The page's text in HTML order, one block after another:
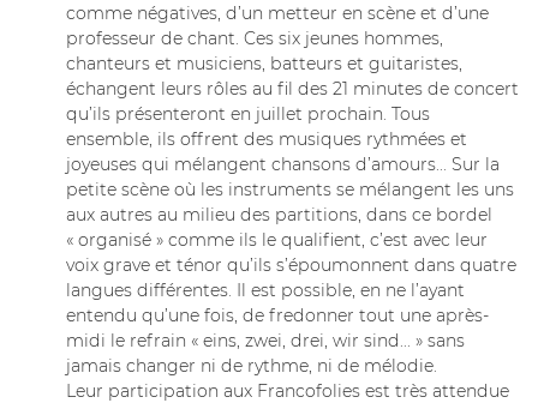
comme négatives, d’un metteur en scène et d’une
professeur de chant. Ces six jeunes hommes,
chanteurs et musiciens, batteurs et guitaristes,
échangent leurs rôles au fil des 21 minutes de concert
qu’ils présenteront en juillet prochain. Tous
ensemble, ils offrent des musiques rythmées et
joyeuses qui mélangent chansons d’amours... Sur la
petite scène où les instruments se mélangent les uns
aux autres au milieu des partitions, dans ce bordel
« organisé » comme ils le qualifient, c’est avec leur
voix grave et ténor qu’ils s’époumonnent dans quatre
langues différentes. Il est possible, en ne l’ayant
entendu qu’une fois, de fredonner tout une après-
midi le refrain « eins, zwei, drei, wir sind... » sans
jamais changer ni de rythme, ni de mélodie.
Leur participation aux Francofolies est très attendue